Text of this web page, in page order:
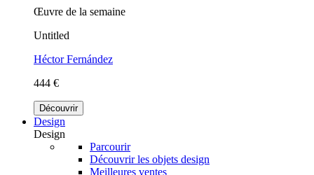
Œuvre de la semaine
Untitled
Héctor Fernández
444 €
Découvrir
Design
Design
Parcourir
Découvrir les objets design
Meilleures ventes